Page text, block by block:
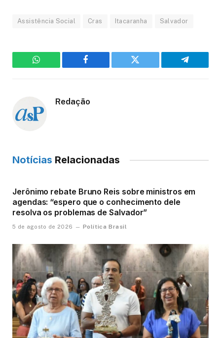
Assistência Social Cras Itacaranha Salvador
WhatsApp Facebook Twitter Telegram
Redação
Notícias Relacionadas
Jerônimo rebate Bruno Reis sobre ministros em
agendas: “espero que o conhecimento dele
resolva os problemas de Salvador”
5 de agosto de 2026 Política Brasil